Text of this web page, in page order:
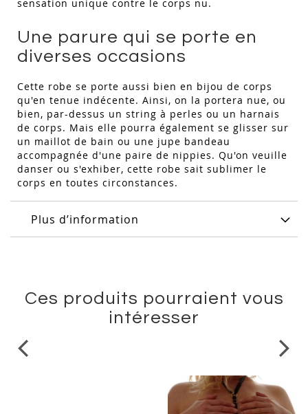
sensation unique contre le corps nu.
Une parure qui se porte en
diverses occasions
Cette robe se porte aussi bien en bijou de corps
qu'en tenue indécente. Ainsi, on la portera nue, ou
bien, par-dessus un string à perles ou un harnais
de corps. Mais elle pourra également se glisser sur
un maillot de bain ou une jupe bandeau
accompagnée d'une paire de nippies. Qu'on veuille
danser ou s'exhiber, cette robe sait sublimer le
corps en toutes circonstances.
Plus d’information
Ces produits pourraient vous
intéresser